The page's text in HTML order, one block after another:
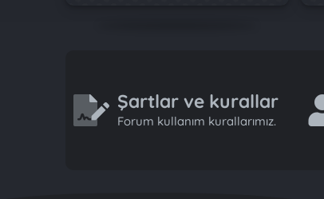
Şartlar ve kurallar
Forum kullanım kurallarımız.